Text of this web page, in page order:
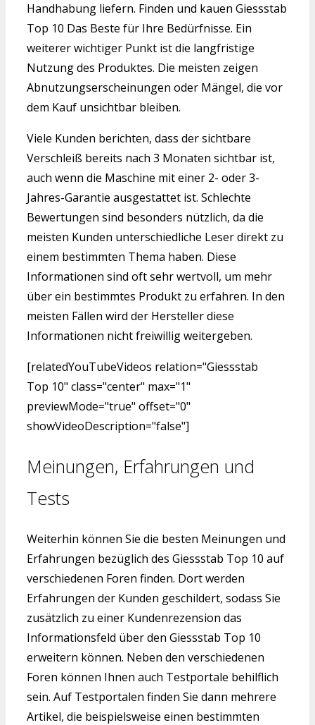
Handhabung liefern. Finden und kauen Giessstab
Top 10 Das Beste für Ihre Bedürfnisse. Ein
weiterer wichtiger Punkt ist die langfristige
Nutzung des Produktes. Die meisten zeigen
Abnutzungserscheinungen oder Mängel, die vor
dem Kauf unsichtbar bleiben.
Viele Kunden berichten, dass der sichtbare
Verschleiß bereits nach 3 Monaten sichtbar ist,
auch wenn die Maschine mit einer 2- oder 3-
Jahres-Garantie ausgestattet ist. Schlechte
Bewertungen sind besonders nützlich, da die
meisten Kunden unterschiedliche Leser direkt zu
einem bestimmten Thema haben. Diese
Informationen sind oft sehr wertvoll, um mehr
über ein bestimmtes Produkt zu erfahren. In den
meisten Fällen wird der Hersteller diese
Informationen nicht freiwillig weitergeben.
[relatedYouTubeVideos relation="Giessstab
Top 10" class="center" max="1"
previewMode="true" offset="0"
showVideoDescription="false"]
Meinungen, Erfahrungen und
Tests
Weiterhin können Sie die besten Meinungen und
Erfahrungen bezüglich des Giessstab Top 10 auf
verschiedenen Foren finden. Dort werden
Erfahrungen der Kunden geschildert, sodass Sie
zusätzlich zu einer Kundenrezension das
Informationsfeld über den Giessstab Top 10
erweitern können. Neben den verschiedenen
Foren können Ihnen auch Testportale behilflich
sein. Auf Testportalen finden Sie dann mehrere
Artikel, die beispielsweise einen bestimmten